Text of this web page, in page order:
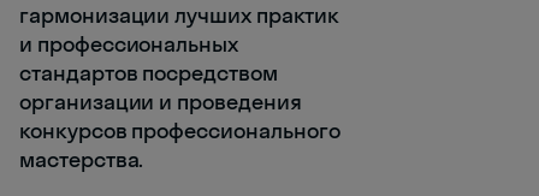
гармонизации лучших практик
и профессиональных
стандартов посредством
организации и проведения
конкурсов профессионального
мастерства.